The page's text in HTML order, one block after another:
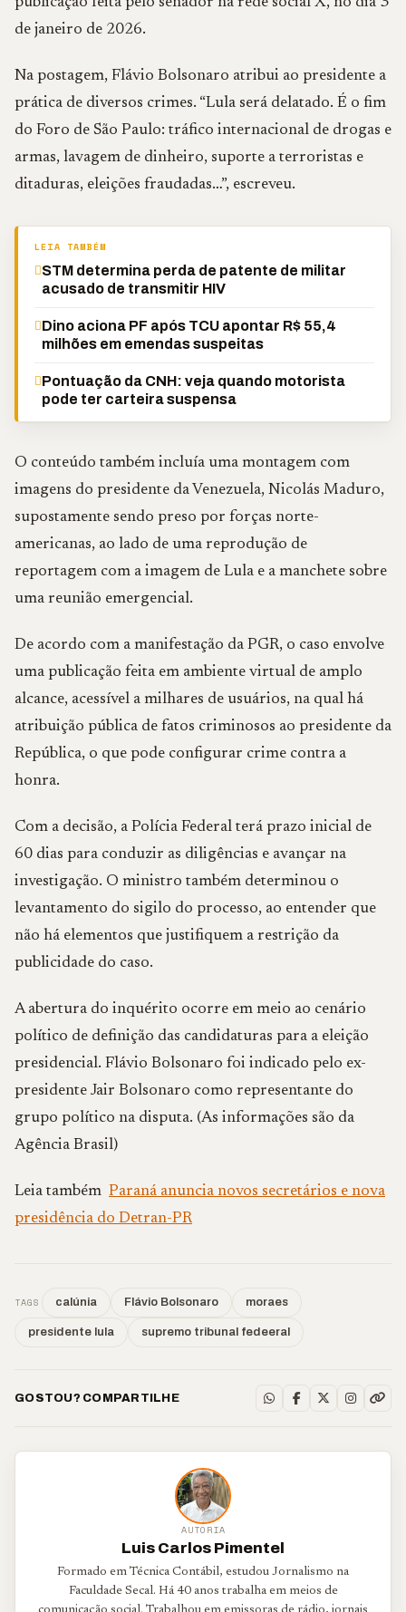
de janeiro de 2026.
Na postagem, Flávio Bolsonaro atribui ao presidente a
prática de diversos crimes. “Lula será delatado. É o fim
do Foro de São Paulo: tráfico internacional de drogas e
armas, lavagem de dinheiro, suporte a terroristas e
ditaduras, eleições fraudadas…”, escreveu.
LEIA TAMBÉM
STM determina perda de patente de militar
acusado de transmitir HIV
Dino aciona PF após TCU apontar R$ 55,4
milhões em emendas suspeitas
Pontuação da CNH: veja quando motorista
pode ter carteira suspensa
O conteúdo também incluía uma montagem com
imagens do presidente da Venezuela, Nicolás Maduro,
supostamente sendo preso por forças norte-
americanas, ao lado de uma reprodução de
reportagem com a imagem de Lula e a manchete sobre
uma reunião emergencial.
De acordo com a manifestação da PGR, o caso envolve
uma publicação feita em ambiente virtual de amplo
alcance, acessível a milhares de usuários, na qual há
atribuição pública de fatos criminosos ao presidente da
República, o que pode configurar crime contra a
honra.
Com a decisão, a Polícia Federal terá prazo inicial de
60 dias para conduzir as diligências e avançar na
investigação. O ministro também determinou o
levantamento do sigilo do processo, ao entender que
não há elementos que justifiquem a restrição da
publicidade do caso.
A abertura do inquérito ocorre em meio ao cenário
político de definição das candidaturas para a eleição
presidencial. Flávio Bolsonaro foi indicado pelo ex-
presidente Jair Bolsonaro como representante do
grupo político na disputa. (As informações são da
Agência Brasil)
Leia também Paraná anuncia novos secretários e nova
presidência do Detran-PR
TAGS calúnia Flávio Bolsonaro moraes
presidente lula supremo tribunal fedeeral
GOSTOU? COMPARTILHE
AUTORIA
Luis Carlos Pimentel
Formado em Técnica Contábil, estudou Jornalismo na
Faculdade Secal. Há 40 anos trabalha em meios de